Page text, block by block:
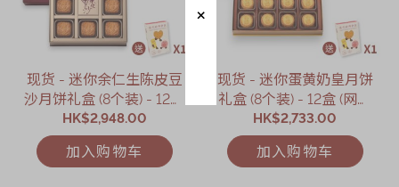
所有产品
产品价目表
EN 繁體
现货 - 迷你余仁生陈皮豆
沙月饼礼盒 (8个装) - 12盒
(网店限定)
HK$2,948.00
加入购物车
现货 - 迷你蛋黄奶皇月饼
礼盒 (8个装) - 12盒 (网店
限定)
HK$2,733.00
加入购物车